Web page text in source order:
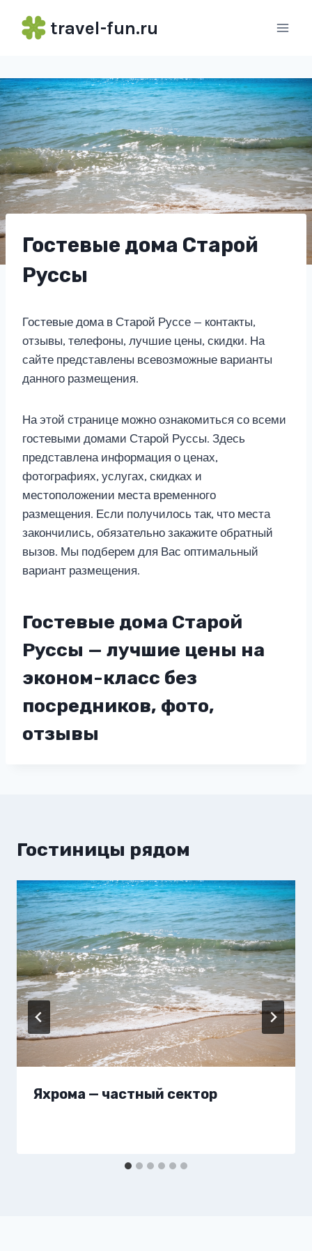
travel-fun.ru
Гостевые дома Старой
Руссы
Гостевые дома в Старой Руссе — контакты,
отзывы, телефоны, лучшие цены, скидки. На
сайте представлены всевозможные варианты
данного размещения.
На этой странице можно ознакомиться со всеми
гостевыми домами Старой Руссы. Здесь
представлена информация о ценах,
фотографиях, услугах, скидках и
местоположении места временного
размещения. Если получилось так, что места
закончились, обязательно закажите обратный
вызов. Мы подберем для Вас оптимальный
вариант размещения.
Гостевые дома Старой
Руссы — лучшие цены на
эконом-класс без
посредников, фото,
отзывы
Гостиницы рядом
Яхрома — частный сектор